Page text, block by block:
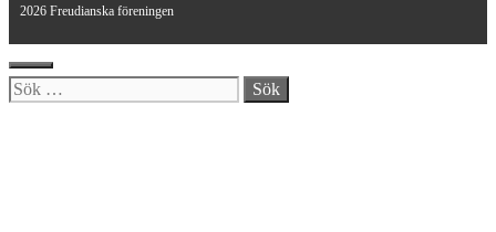
2026 Freudianska föreningen
Stäng
Sök